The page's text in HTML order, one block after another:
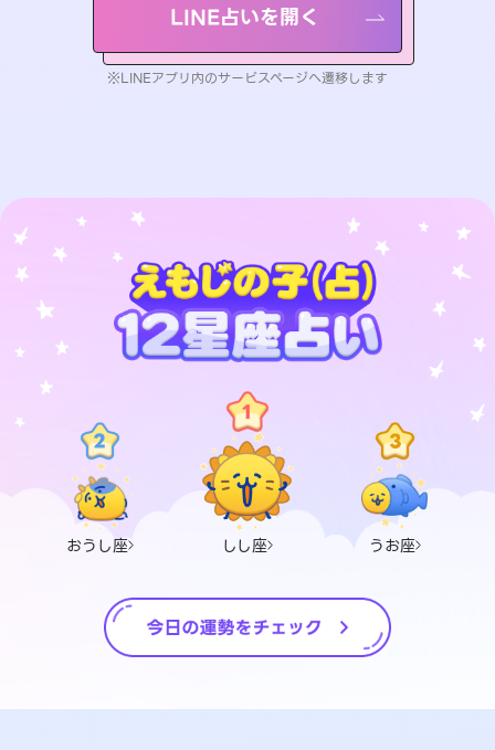
LINE占いを開く
※LINEアプリ内のサービスページへ遷移します
おうし座 しし座 うお座